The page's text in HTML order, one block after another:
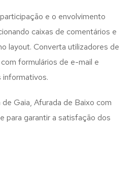
e o envolvimento
caixas de comentários e
layout. Converta utilizadores de
formulários de e-mail e
Gaia, Afurada de Baixo com
para garantir a satisfação dos